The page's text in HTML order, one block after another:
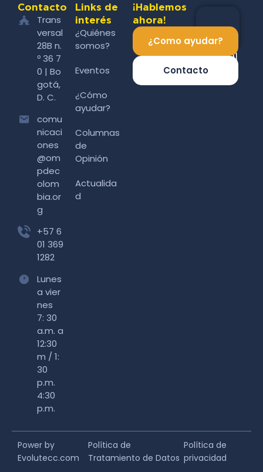
Contacto
Trans
versal
28B n.
º 36 7
0 | Bo
gotá,
D. C.
comu
nicaci
ones
@om
pdec
olom
bia.or
g
+57 6
01 369
1282
Lunes
a vier
nes
7: 30
a.m. a
12:30
m / 1:
30
p.m.
4:30
p.m.
Links de
interés
¿Quiénes
somos?
Eventos
¿Cómo
ayudar?
Columnas
de
Opinión
Actualida
d
¡Hablemos
ahora!
¿Como ayudar?
Contacto
Power by
Evolutecc.com
Política de
Tratamiento de Datos
Política de
privacidad